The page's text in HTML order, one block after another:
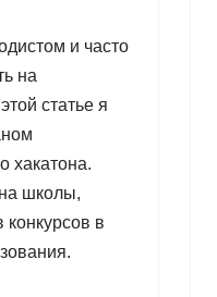
и часто
на
статье я
хакатона.
школы,
конкурсов в